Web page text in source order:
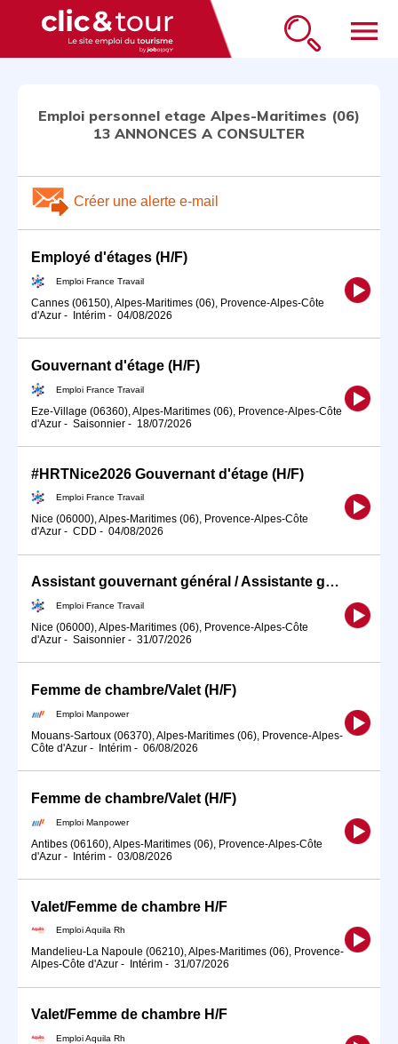
menu
Emploi personnel etage Alpes-Maritimes (06)
13 ANNONCES A CONSULTER
Créer une alerte e-mail
Employé d'étages (H/F)
Emploi France Travail
Cannes (06150), Alpes-Maritimes (06), Provence-Alpes-Côte
d'Azur - Intérim - 04/08/2026
Gouvernant d'étage (H/F)
Emploi France Travail
Eze-Village (06360), Alpes-Maritimes (06), Provence-Alpes-Côte
d'Azur - Saisonnier - 18/07/2026
#HRTNice2026 Gouvernant d'étage (H/F)
Emploi France Travail
Nice (06000), Alpes-Maritimes (06), Provence-Alpes-Côte
d'Azur - CDD - 04/08/2026
Assistant gouvernant général / Assistante gouvernante générale en (H/F)
Emploi France Travail
Nice (06000), Alpes-Maritimes (06), Provence-Alpes-Côte
d'Azur - Saisonnier - 31/07/2026
Femme de chambre/Valet (H/F)
Emploi Manpower
Mouans-Sartoux (06370), Alpes-Maritimes (06), Provence-Alpes-
Côte d'Azur - Intérim - 06/08/2026
Femme de chambre/Valet (H/F)
Emploi Manpower
Antibes (06160), Alpes-Maritimes (06), Provence-Alpes-Côte
d'Azur - Intérim - 03/08/2026
Valet/Femme de chambre H/F
Emploi Aquila Rh
Mandelieu-La Napoule (06210), Alpes-Maritimes (06), Provence-
Alpes-Côte d'Azur - Intérim - 31/07/2026
Valet/Femme de chambre H/F
Emploi Aquila Rh